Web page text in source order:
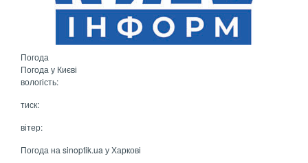
Погода
Погода у Києві
вологість:
тиск:
вітер:
Погода на sinoptik.ua у Харкові